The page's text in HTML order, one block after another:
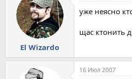
El Wizardo
уже неясно
щас ктонить
16 Июл 2007